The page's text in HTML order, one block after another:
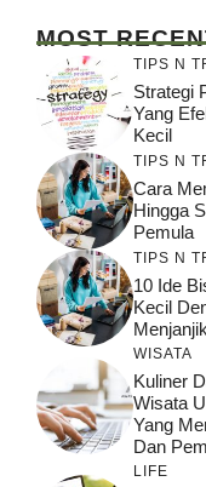
MOST
TIPS N
Strategi
Yang
Kecil
TIPS N
Cara
Hingga
Pemula
TIPS N
10 Ide
Kecil
WISATA
Kuliner
Wisata
Yang
Dan
LIFE